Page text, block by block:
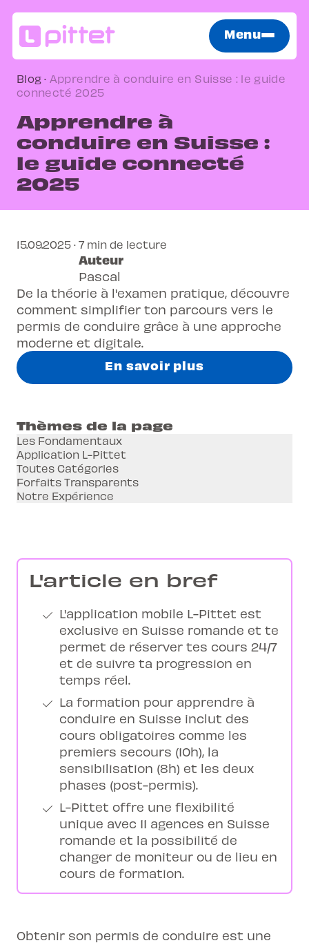
Menu
Blog · Apprendre à conduire en Suisse : le guide
connecté 2025
Apprendre à
conduire en Suisse :
le guide connecté
2025
De la théorie à l'examen pratique, découvre
comment simplifier ton parcours vers le
permis de conduire grâce à une approche
moderne et digitale.
En savoir plus
15.09.2025 · 7 min de lecture
Auteur
Pascal
Thèmes de la page
Les Fondamentaux
Application L-Pittet
Toutes Catégories
Forfaits Transparents
Notre Expérience
L'article en bref
L'application mobile L-Pittet est
exclusive en Suisse romande et te
permet de réserver tes cours 24/7
et de suivre ta progression en
temps réel.
La formation pour apprendre à
conduire en Suisse inclut des
cours obligatoires comme les
premiers secours (10h), la
sensibilisation (8h) et les deux
phases (post-permis).
L-Pittet offre une flexibilité
unique avec 11 agences en Suisse
romande et la possibilité de
changer de moniteur ou de lieu en
cours de formation.
Obtenir son permis de conduire est une